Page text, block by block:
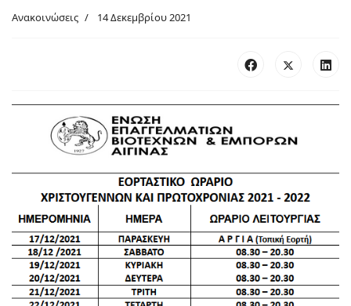
Ανακοινώσεις 14 Δεκεμβρίου 2021